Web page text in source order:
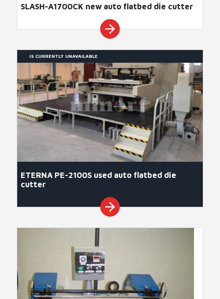
SLASH-A1700CK new auto flatbed die cutter
arrow_forward
IS CURRENTLY UNAVAILABLE
ETERNA PE-2100S used auto flatbed die
cutter
arrow_forward